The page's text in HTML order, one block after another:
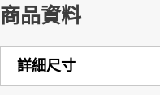
商品資料
詳細尺寸